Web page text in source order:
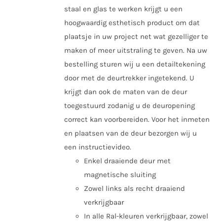
staal en glas te werken krijgt u een
hoogwaardig esthetisch product om dat
plaatsje in uw project net wat gezelliger te
maken of meer uitstraling te geven. Na uw
bestelling sturen wij u een detailtekening
door met de deurtrekker ingetekend. U
krijgt dan ook de maten van de deur
toegestuurd zodanig u de deuropening
correct kan voorbereiden. Voor het inmeten
en plaatsen van de deur bezorgen wij u
een instructievideo.
Enkel draaiende deur met
magnetische sluiting
Zowel links als recht draaiend
verkrijgbaar
In alle Ral-kleuren verkrijgbaar, zowel